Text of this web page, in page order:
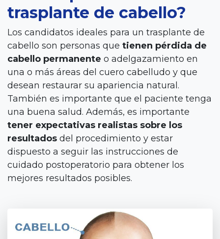
trasplante de cabello?
Los candidatos ideales para un trasplante de
cabello son personas que tienen pérdida de
cabello permanente o adelgazamiento en
una o más áreas del cuero cabelludo y que
desean restaurar su apariencia natural.
También es importante que el paciente tenga
una buena salud. Además, es importante
tener expectativas realistas sobre los
resultados del procedimiento y estar
dispuesto a seguir las instrucciones de
cuidado postoperatorio para obtener los
mejores resultados posibles.